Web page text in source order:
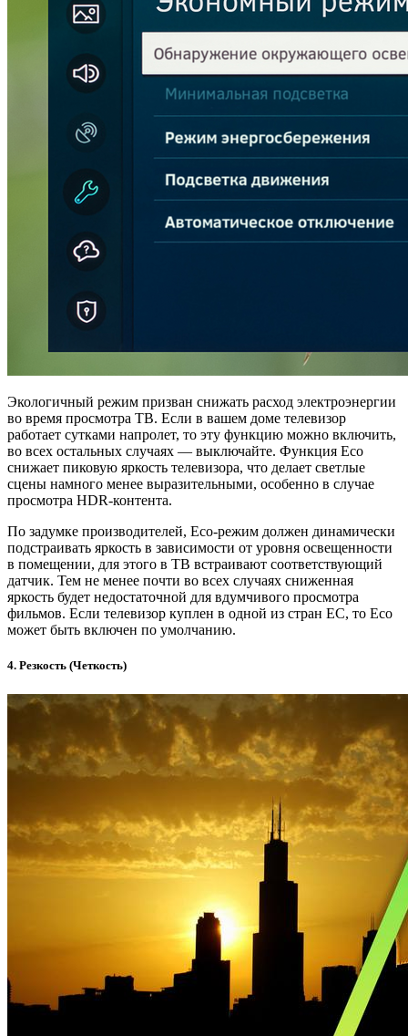
Экологичный режим призван снижать расход электроэнергии
во время просмотра ТВ. Если в вашем доме телевизор
работает сутками напролет, то эту функцию можно включить,
во всех остальных случаях — выключайте. Функция Eco
снижает пиковую яркость телевизора, что делает светлые
сцены намного менее выразительными, особенно в случае
просмотра HDR-контента.
По задумке производителей, Eco-режим должен динамически
подстраивать яркость в зависимости от уровня освещенности
в помещении, для этого в ТВ встраивают соответствующий
датчик. Тем не менее почти во всех случаях сниженная
яркость будет недостаточной для вдумчивого просмотра
фильмов. Если телевизор куплен в одной из стран ЕС, то Eco
может быть включен по умолчанию.
4. Резкость (Четкость)